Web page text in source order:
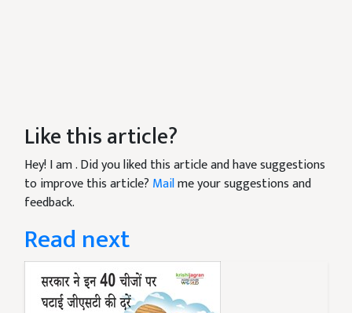
Like this article?
Hey! I am. Did you liked this article and have suggestions
to improve this article? Mailme your suggestions and
feedback.
Read next